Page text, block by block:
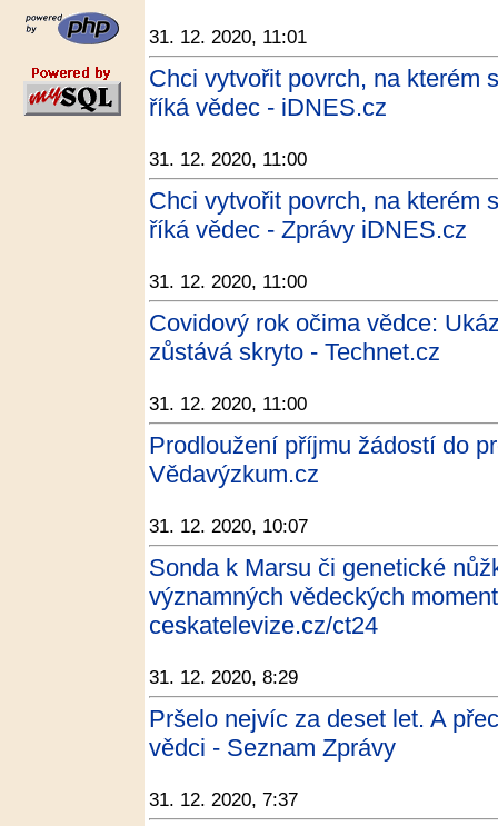
31. 12. 2020, 11:01
Chci vytvořit povrch, na kterém
říká vědec - iDNES.cz
31. 12. 2020, 11:00
Chci vytvořit povrch, na kterém
říká vědec - Zprávy iDNES.cz
31. 12. 2020, 11:00
Covidový rok očima vědce:
zůstává skryto - Technet.cz
31. 12. 2020, 11:00
Prodloužení příjmu žádostí do
Vědavýzkum.cz
31. 12. 2020, 10:07
Sonda k Marsu či genetické
významných vědeckých
ceskatelevize.cz/ct24
31. 12. 2020, 8:29
Pršelo nejvíc za deset let. A
vědci - Seznam Zprávy
31. 12. 2020, 7:37